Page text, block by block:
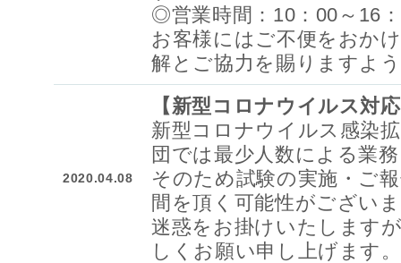
◎営業時間：10：00～16
お客様にはご不便をおか
解とご協力を賜りますよ
2020.04.08
【新型コロナウイルス対
新型コロナウイルス感染
団では最少人数による業
そのため試験の実施・ご
間を頂く可能性がござい
迷惑をお掛けいたします
しくお願い申し上げます。